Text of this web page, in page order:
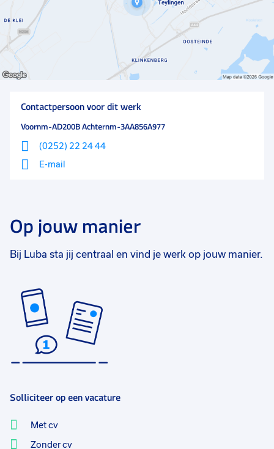
Contactpersoon voor dit werk
Voornm-AD200B Achternm-3AA856A977
(0252) 22 24 44
E-mail
Op jouw manier
Bij Luba sta jij centraal en vind je werk op jouw manier.
Solliciteer op een vacature
Met cv
Zonder cv